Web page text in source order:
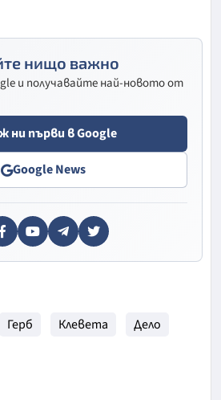
нищо важно
и получавайте най-новото от
ни първи в Google
Google News
Герб Клевета
Дело